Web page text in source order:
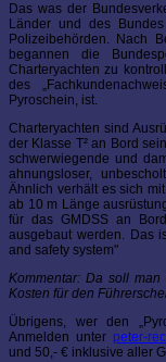
Das was der
Länder und des
Polizeibehörden. Nach
begannen die
Charteryachten zu
des
Pyroschein, ist.
Charteryachten sind
der Klasse T² an Bord
schwerwiegende und
ahnungsloser,
Ähnlich verhält es sich
ab 10 m Länge
für das GMDSS an
ausgebaut werden. Das
and safety system"
Kommentar: Da soll
Kosten für den
Übrigens, wer den
Anmelden unter peter-
und 50,- € inklusive aller